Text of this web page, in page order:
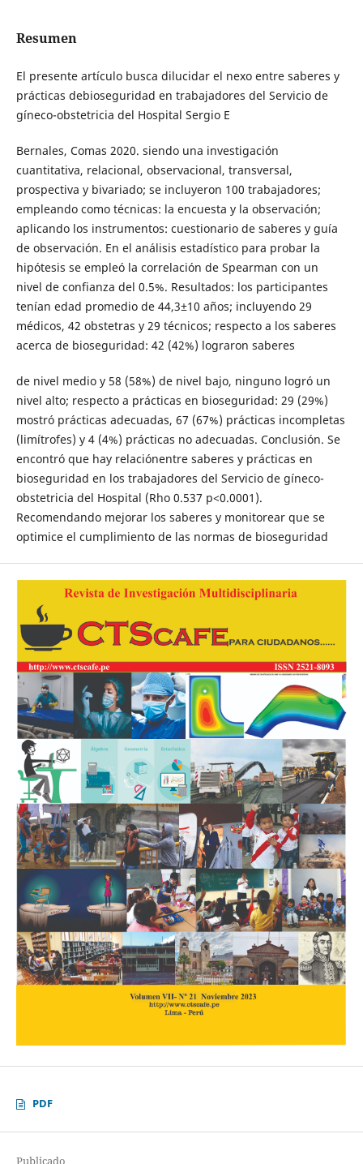
Resumen
El presente artículo busca dilucidar el nexo entre saberes y
prácticas debioseguridad en trabajadores del Servicio de
gíneco-obstetricia del Hospital Sergio E
Bernales, Comas 2020. siendo una investigación
cuantitativa, relacional, observacional, transversal,
prospectiva y bivariado; se incluyeron 100 trabajadores;
empleando como técnicas: la encuesta y la observación;
aplicando los instrumentos: cuestionario de saberes y guía
de observación. En el análisis estadístico para probar la
hipótesis se empleó la correlación de Spearman con un
nivel de confianza del 0.5%. Resultados: los participantes
tenían edad promedio de 44,3±10 años; incluyendo 29
médicos, 42 obstetras y 29 técnicos; respecto a los saberes
acerca de bioseguridad: 42 (42%) lograron saberes
de nivel medio y 58 (58%) de nivel bajo, ninguno logró un
nivel alto; respecto a prácticas en bioseguridad: 29 (29%)
mostró prácticas adecuadas, 67 (67%) prácticas incompletas
(limítrofes) y 4 (4%) prácticas no adecuadas. Conclusión. Se
encontró que hay relaciónentre saberes y prácticas en
bioseguridad en los trabajadores del Servicio de gíneco-
obstetricia del Hospital (Rho 0.537 p<0.0001).
Recomendando mejorar los saberes y monitorear que se
optimice el cumplimiento de las normas de bioseguridad
PDF
Publicado